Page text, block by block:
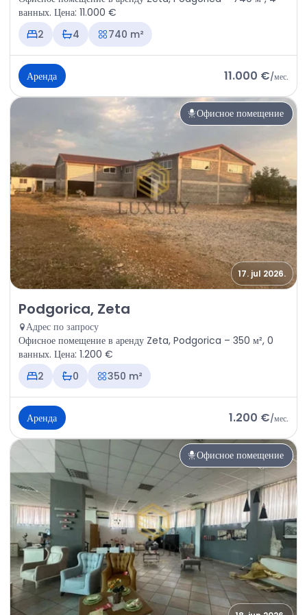
ванных. Цена: 11.000 €
2
4 740 m²
Аренда 11.000 €/мес.
Офисное помещение
17. jul 2026.
Аренда - Офисное помещение Podgorica, Zeta
Podgorica, Zeta
Адрес по запросу
Офисное помещение в аренду Zeta, Podgorica – 350 м², 0
ванных. Цена: 1.200 €
2
0 350 m²
Аренда 1.200 €/мес.
Офисное помещение